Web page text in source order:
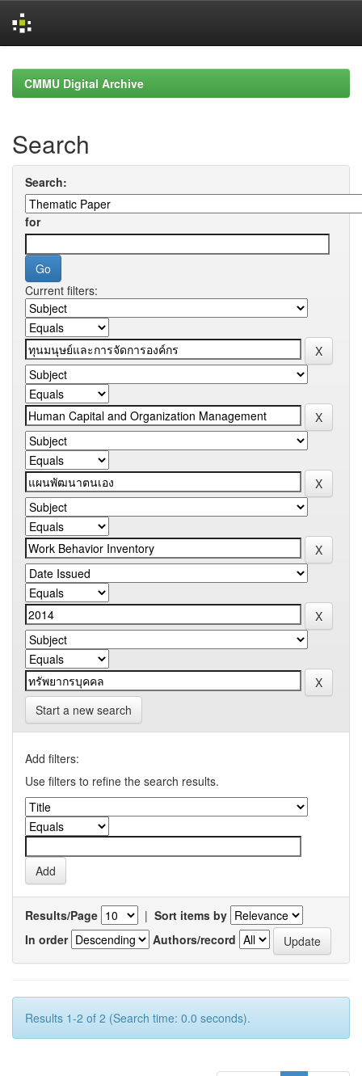
navigationCMMU Digital Archive
Search
Search:
for
Current filters:
Start a new search
Add filters:
Use filters to refine the search results.
Results/Page | Sort items by
In order
Authors/record
Results 1-2 of 2 (Search time: 0.0 seconds).